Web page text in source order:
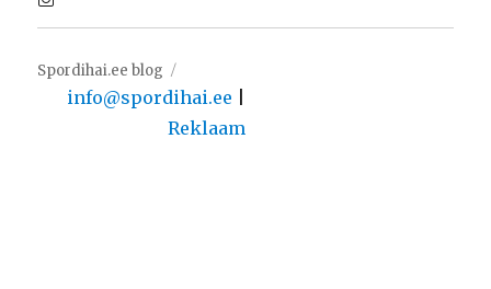
Spordihai.ee blog
info@spordihai.ee
Reklaam